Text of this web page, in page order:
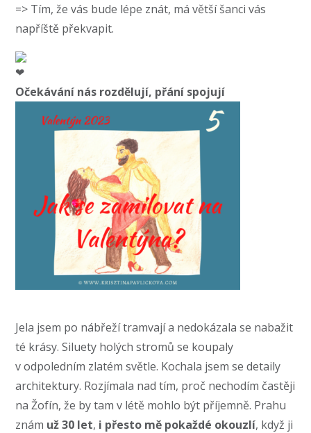
=> Tím, že vás bude lépe znát, má větší šanci vás
napříště překvapit.
Očekávání nás rozdělují, přání spojují
Jela jsem po nábřeží tramvají a nedokázala se nabažit
té krásy. Siluety holých stromů se koupaly
v odpoledním zlatém světle. Kochala jsem se detaily
architektury. Rozjímala nad tím, proč nechodím častěji
na Žofín, že by tam v létě mohlo být příjemně. Prahu
znám už 30 let, i přesto mě pokaždé okouzlí, když ji